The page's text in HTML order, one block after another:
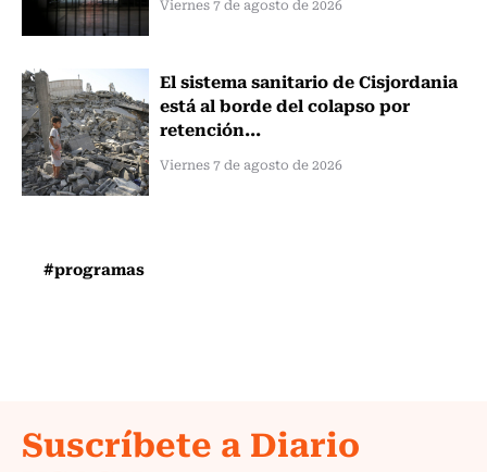
Viernes 7 de agosto de 2026
El sistema sanitario de Cisjordania
está al borde del colapso por
retención...
Viernes 7 de agosto de 2026
#programas